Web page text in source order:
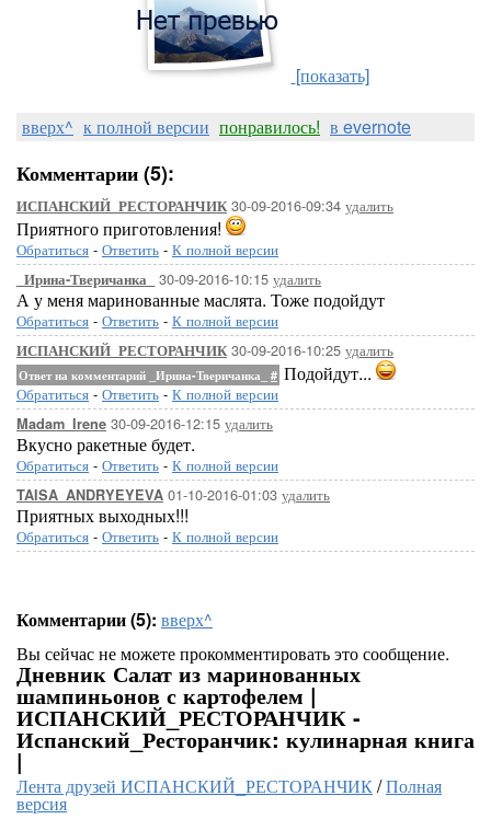
[показать]
вверх^ к полной версии понравилось! в evernote
Комментарии (5):
ИСПАНСКИЙ_РЕСТОРАНЧИК30-09-2016-09:34 удалить
Приятного приготовления!
Обратиться - Ответить - К полной версии
_Ирина-Тверичанка_ 30-09-2016-10:15 удалить
А у меня маринованные маслята. Тоже подойдут
Обратиться - Ответить - К полной версии
ИСПАНСКИЙ_РЕСТОРАНЧИК30-09-2016-10:25 удалить
Ответ на комментарий _Ирина-Тверичанка_ # Подойдут...
Обратиться - Ответить - К полной версии
Madam_Irene 30-09-2016-12:15 удалить
Вкусно ракетные будет.
Обратиться - Ответить - К полной версии
TAISA_ANDRYEYEVA 01-10-2016-01:03 удалить
Приятных выходных!!!
Обратиться - Ответить - К полной версии
Комментарии (5): вверх^
Вы сейчас не можете прокомментировать это сообщение.
Дневник Салат из маринованных
шампиньонов с картофелем |
ИСПАНСКИЙ_РЕСТОРАНЧИК -
Испанский_Ресторанчик: кулинарная книга
|
Лента друзей ИСПАНСКИЙ_РЕСТОРАНЧИК/Полная
версия